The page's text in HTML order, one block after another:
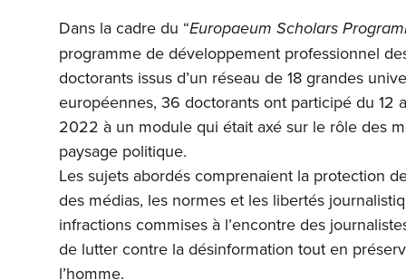
Dans la cadre du “Europaeum Scholars
programme de développement professionnel
doctorants issus d’un réseau de 18 grandes
européennes, 36 doctorants ont participé du 12
2022 à un module qui était axé sur le rôle des
paysage politique.
Les sujets abordés comprenaient la protection
des médias, les normes et les libertés
infractions commises à l’encontre des
de lutter contre la désinformation tout en
l’homme.